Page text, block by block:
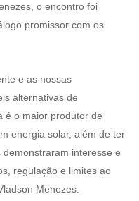
o encontro foi
promissor com os
e as nossas
alternativas de
é o maior produtor de
energia solar, além de ter
interesse e
regulação e limites ao
Menezes.